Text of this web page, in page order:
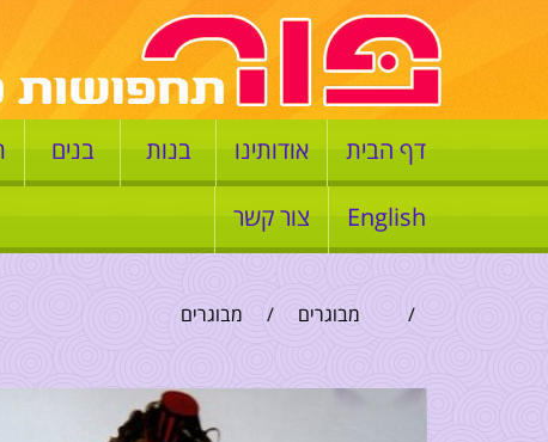
דף הבית אודותינו בנות בנים
English צור קשר
/ מבוגרים / מבוגרים